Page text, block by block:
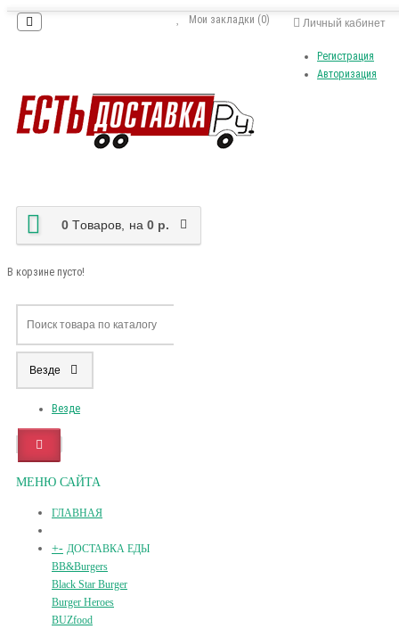
Личный кабинет
Регистрация
Авторизация
Мои закладки (0)
0 Tоваров, на 0 р.
В корзине пусто!
Везде
Везде
МЕНЮ САЙТА
ГЛАВНАЯ
+- ДОСТАВКА ЕДЫ
BB&Burgers
Black Star Burger
Burger Heroes
BUZfood